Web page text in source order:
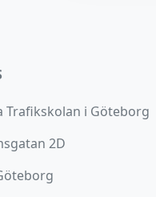
Trafikskolan i Göteborg
2D